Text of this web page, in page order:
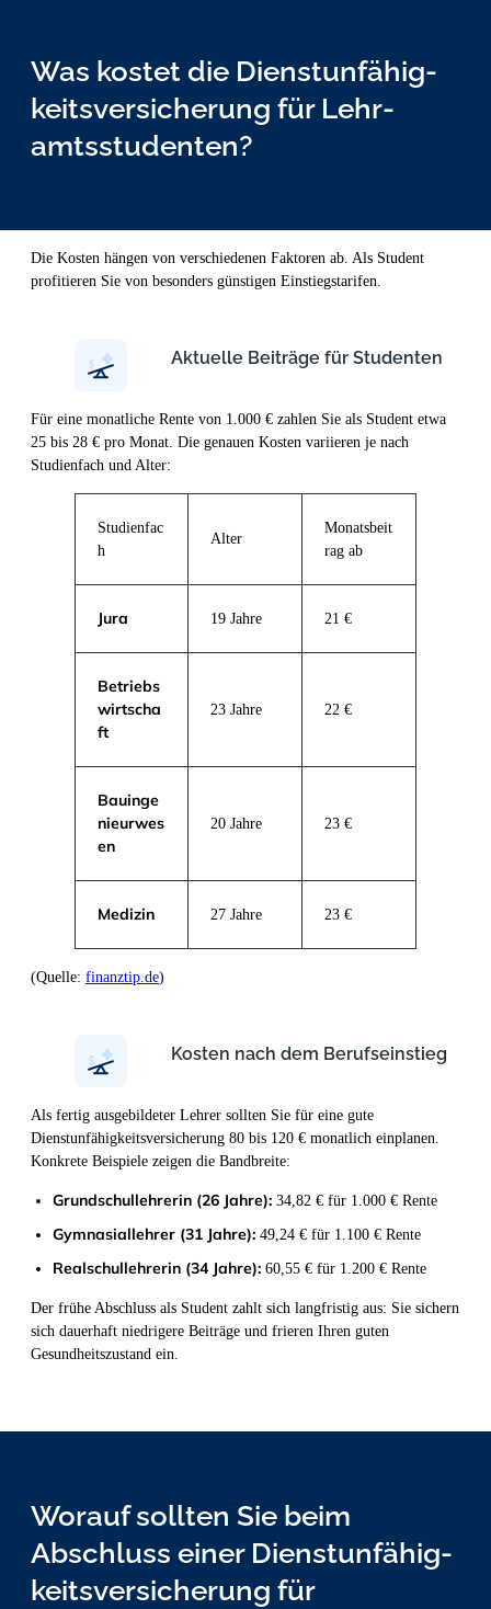
Was kostet die Dienst­unfähig­
keits­versicher­ung für Lehr­
amts­studen­ten?
Die Kosten hängen von verschiedenen Faktoren ab. Als Student
profitieren Sie von besonders günstigen Einstiegstarifen.
Aktuelle Beiträge für Studenten
Für eine monatliche Rente von 1.000 € zahlen Sie als Student etwa
25 bis 28 € pro Monat. Die genauen Kosten variieren je nach
Studienfach und Alter:
Studienfac
h
Alter
Monatsbeit
rag ab
Jura 19 Jahre 21 €
Betriebs
wirtscha
ft
23 Jahre 22 €
Bauinge
nieurwes
en
20 Jahre 23 €
Medizin 27 Jahre 23 €
(Quelle: finanztip.de)
Kosten nach dem Berufseinstieg
Als fertig ausgebildeter Lehrer sollten Sie für eine gute
Dienstunfähigkeitsversicherung 80 bis 120 € monatlich einplanen.
Konkrete Beispiele zeigen die Bandbreite:
Grundschullehrerin (26 Jahre): 34,82 € für 1.000 € Rente
Gymnasiallehrer (31 Jahre): 49,24 € für 1.100 € Rente
Realschullehrerin (34 Jahre): 60,55 € für 1.200 € Rente
Der frühe Abschluss als Student zahlt sich langfristig aus: Sie sichern
sich dauerhaft niedrigere Beiträge und frieren Ihren guten
Gesundheitszustand ein.
Worauf sollten Sie beim
Abschluss einer Dienst­unfähig­
keits­versicher­ung für